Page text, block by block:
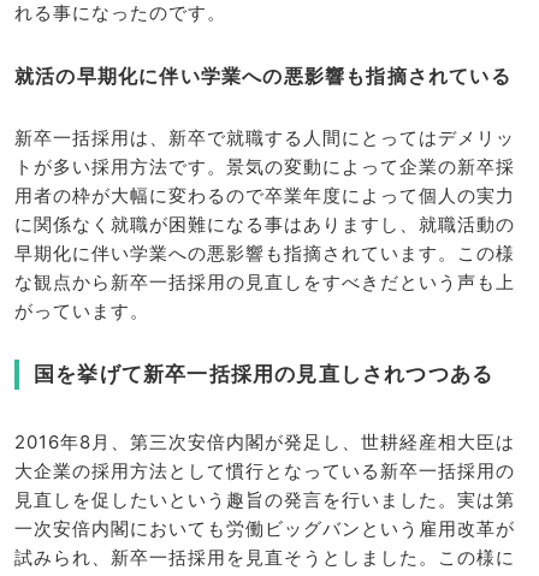
れる事になったのです。
就活の早期化に伴い学業への悪影響も指摘されている
新卒一括採用は、新卒で就職する人間にとってはデメリッ
トが多い採用方法です。景気の変動によって企業の新卒採
用者の枠が大幅に変わるので卒業年度によって個人の実力
に関係なく就職が困難になる事はありますし、就職活動の
早期化に伴い学業への悪影響も指摘されています。この様
な観点から新卒一括採用の見直しをすべきだという声も上
がっています。
国を挙げて新卒一括採用の見直しされつつある
2016年8月、第三次安倍内閣が発足し、世耕経産相大臣は
大企業の採用方法として慣行となっている新卒一括採用の
見直しを促したいという趣旨の発言を行いました。実は第
一次安倍内閣においても労働ビッグバンという雇用改革が
試みられ、新卒一括採用を見直そうとしました。この様に